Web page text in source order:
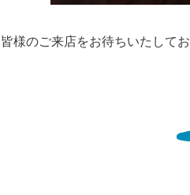
皆様のご来店をお待ちいたしてお